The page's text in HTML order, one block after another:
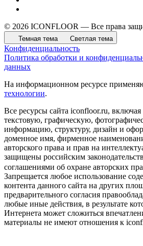
© 2026 ICONFLOOR — Все права
Темная тема Светлая тема
Конфиденциальность
Политика обработки и
данных
На информационном ресурсе
технологии.
Все ресурсы сайта iconfloor.ru,
текстовую, графическую,
информацию, структуру, дизайн и
доменное имя, фирменное
авторского права и прав на
защищены российским
соглашениями об охране авторских
Запрещается любое использование
контента данного сайта на других
предварительного согласия
любые иные действия, в результате
Интернета может сложиться
материалы не имеют отношения к